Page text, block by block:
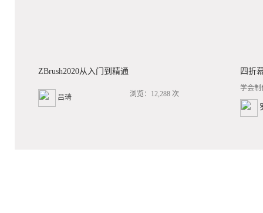
ZBrush2020从入门到精通
吕琦 浏览：12,288 次
四折
学会制